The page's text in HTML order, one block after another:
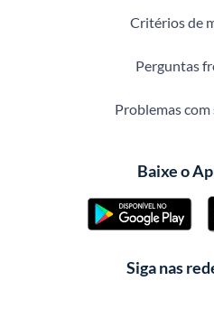
Critérios de
Perguntas
Problemas com
Baixe o
Siga nas